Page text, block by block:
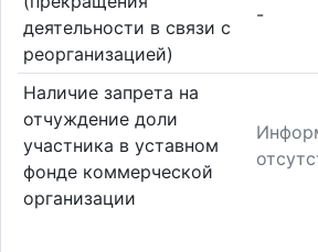
деятельности в связи с
реорганизацией)
-
Наличие запрета на
отчуждение доли
участника в уставном
фонде коммерческой
организации